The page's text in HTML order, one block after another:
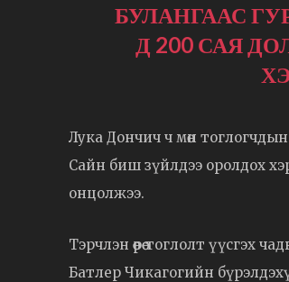
БУЛАНГААС
Д 200 САЯ
Лука Дончич ч мөн
Сайн биш зүйлдээ оролдох
онцолжээ.
Тэрчлэн өөрөө тоглолт
Батлер Чикагогийн